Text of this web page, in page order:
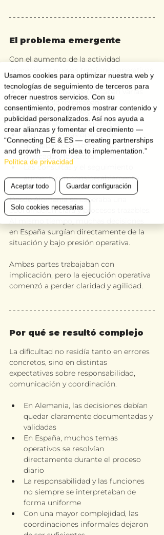
El problema emergente
Con el aumento de la actividad
Las decisiones se revisaban varias
veces o se retrasaban
Los equipos partían de
responsabilidades distintas
Algunos temas operativos
quedaban pendientes entre el
mercado y la central
Las consultas y el seguimiento
aumentaron considerablemente
Desde Alemania se esperaba una
coordinación clara y procesos trazables.
en España surgían directamente de la
situación y bajo presión operativa.
Ambas partes trabajaban con
implicación, pero la ejecución operativa
comenzó a perder claridad y agilidad.
Por qué se resultó complejo
La dificultad no residía tanto en errores
concretos, sino en distintas
expectativas sobre responsabilidad,
comunicación y coordinación.
En Alemania, las decisiones debían
quedar claramente documentadas y
validadas
En España, muchos temas
operativos se resolvían
directamente durante el proceso
diario
La responsabilidad y las funciones
no siempre se interpretaban de
forma uniforme
Con una mayor complejidad, las
coordinaciones informales dejaron
Usamos cookies para optimizar nuestra web y
tecnologías de seguimiento de terceros para
ofrecer nuestros servicios. Con su
consentimiento, podremos mostrar contenido y
publicidad personalizados. Así nos ayuda a
crear alianzas y fomentar el crecimiento —
“Connecting DE & ES — creating partnerships
and growth — from idea to implementation.”
Política de privacidad
Aceptar todo Guardar configuración
Solo cookies necesarias